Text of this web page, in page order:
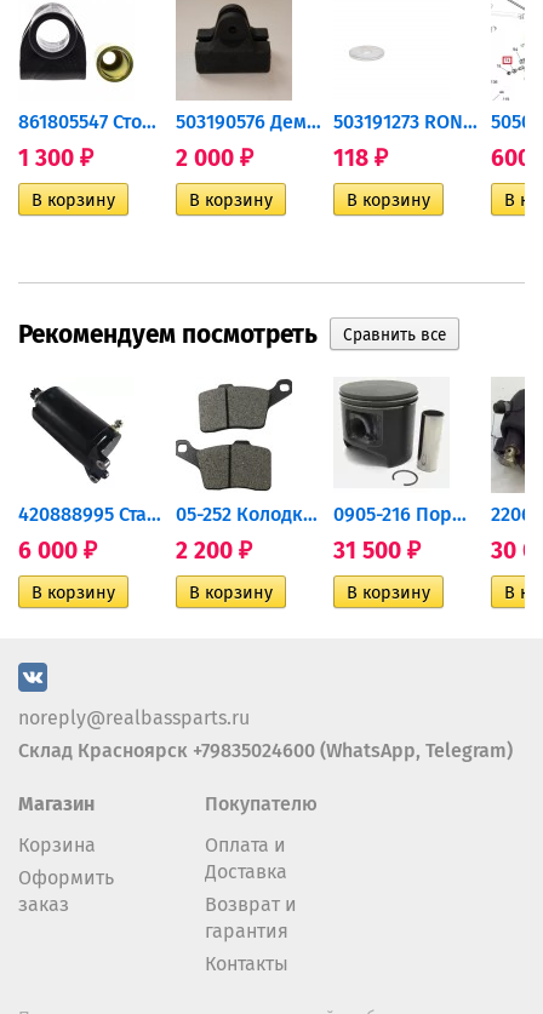
861805547 Стопор пружины...
1 300 ₽
503190576 Демпфер...
2 000 ₽
503191273 RONDELLE *...
118 ₽ 600
Рекомендуем посмотреть
420888995 Стартер для...
6 000 ₽
05-252 Колодки тормозные...
2 200 ₽
0905-216 Поршень Arctic Cat...
31 500 ₽ 30
noreply@realbassparts.ru
Склад Красноярск +79835024600 (WhatsApp, Telegram)
Магазин
Корзина
Оформить
заказ
Покупателю
Оплата и
Доставка
Возврат и
гарантия
Контакты